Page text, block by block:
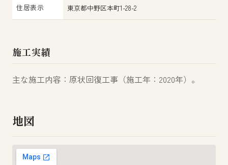
住居表示 東京都中野区本町1-28-2
施工実績
主な施工内容：原状回復工事（施工年：2020年）。
地図